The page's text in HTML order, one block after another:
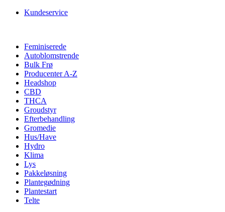
Kundeservice
Feminiserede
Autoblomstrende
Bulk Frø
Producenter A-Z
Headshop
CBD
THCA
Groudstyr
Efterbehandling
Gromedie
Hus/Have
Hydro
Klima
Lys
Pakkeløsning
Plantegødning
Plantestart
Telte